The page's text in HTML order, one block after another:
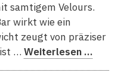
samtigem Velours.
wirkt wie ein
zeugt von präziser
… Weiterlesen …